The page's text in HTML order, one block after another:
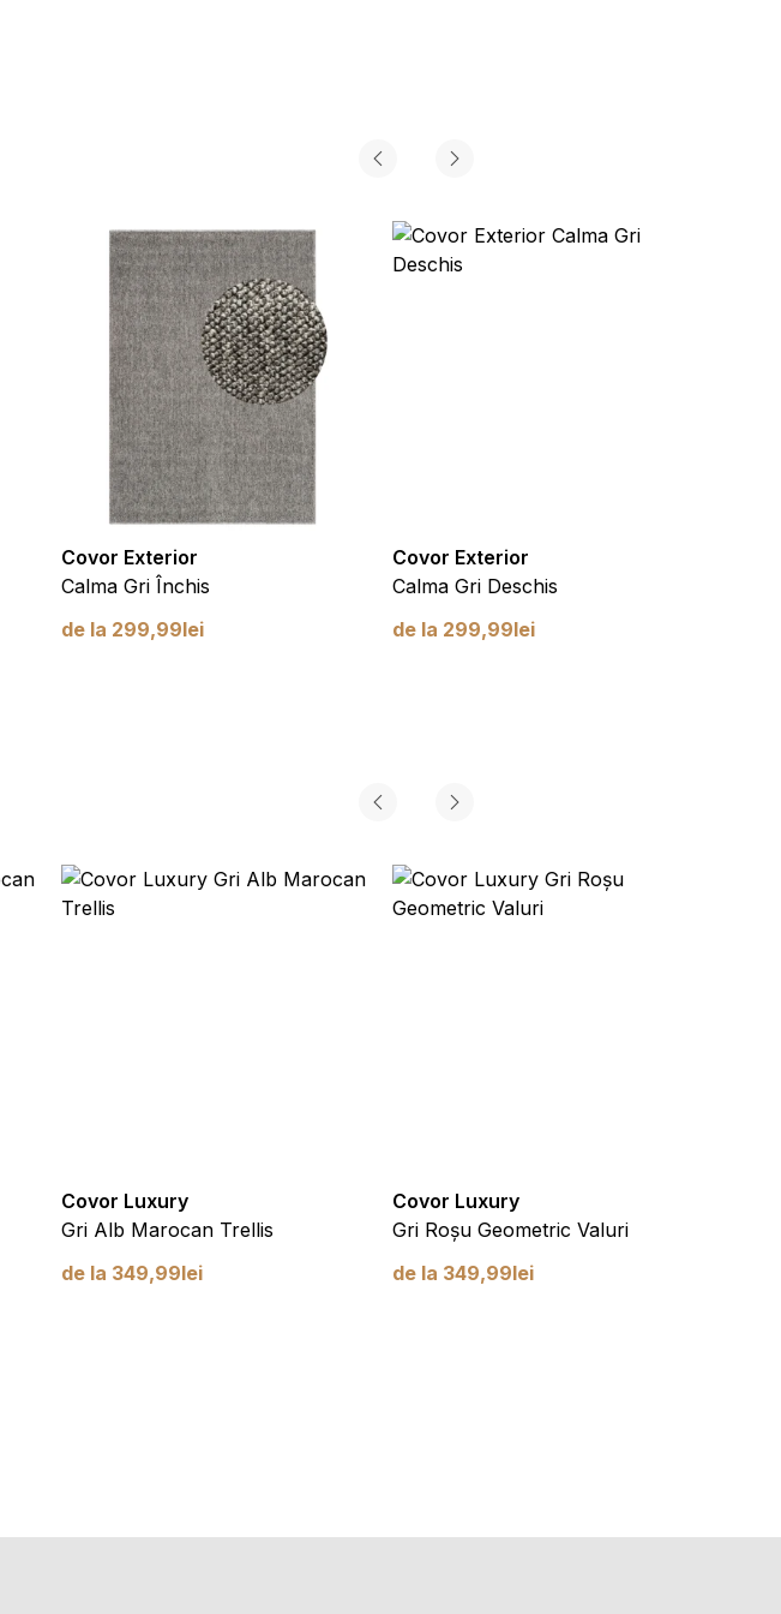
Covor Exterior
Calma Gri Închis
de la 299,99lei
Covor Exterior
Calma Gri Deschis
de la 299,99lei
Covor Luxury
Gri Alb Marocan Trellis
de la 349,99lei
Covor Luxury
Gri Roșu Geometric Valuri
de la 349,99lei